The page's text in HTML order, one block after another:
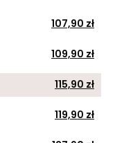
107,90 zł
109,90 zł
115,90 zł
119,90 zł